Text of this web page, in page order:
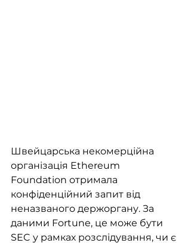
Швейцарська некомерційна
організація Ethereum
Foundation отримала
конфіденційний запит від
неназваного держоргану. За
даними Fortune, це може бути
SEC у рамках розслідування, чи є